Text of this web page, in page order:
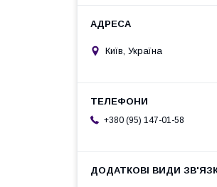
Київ, Україна
+380 (95) 147-01-58